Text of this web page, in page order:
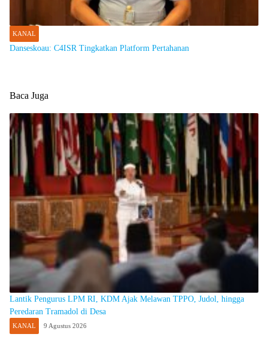
KANAL
Danseskoau: C4ISR Tingkatkan Platform Pertahanan
Baca Juga
Lantik Pengurus LPM RI, KDM Ajak Melawan TPPO, Judol, hingga
Peredaran Tramadol di Desa
KANAL 9 Agustus 2026